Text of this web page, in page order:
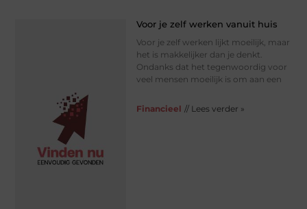
Voor je zelf werken vanuit huis
Voor je zelf werken lijkt moeilijk, maar
het is makkelijker dan je denkt.
Ondanks dat het tegenwoordig voor
veel mensen moeilijk is om aan een
Financieel // Lees verder »